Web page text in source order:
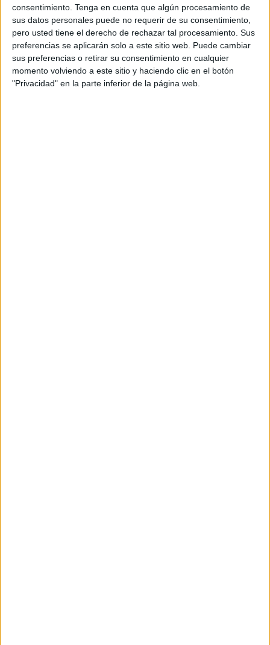
consentimiento. Tenga en cuenta que algún procesamiento de
sus datos personales puede no requerir de su consentimiento,
pero usted tiene el derecho de rechazar tal procesamiento. Sus
preferencias se aplicarán solo a este sitio web. Puede cambiar
sus preferencias o retirar su consentimiento en cualquier
momento volviendo a este sitio y haciendo clic en el botón
"Privacidad" en la parte inferior de la página web.